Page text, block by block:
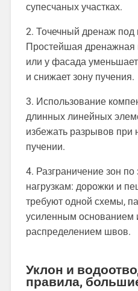
супесчаных участках.
2. Точечный дренаж
Простейшая дренажная
или у фасада
и снижает зону пучения.
3. Использование
длинных линейных
избежать разрывов при
пучении.
4. Разграничение зон
нагрузкам: дорожки и
требуют одной схемы,
усиленным основанием
распределением швов.
Уклон и
правила,